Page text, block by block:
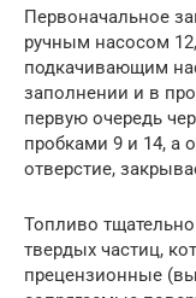
Первоначальное
ручным насосом
подкачивающим
заполнении и в
первую очередь
пробками 9 и 14, а
отверстие,
Топливо
твердых частиц,
прецензионные